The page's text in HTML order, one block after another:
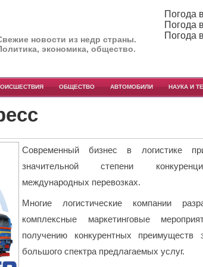
новости из недр страны.
экономика, общество.
Погода
Погода
Погода
ОБЩЕСТВО АВТОМОБИЛИ НАУКА И
Современный бизнес в логистике
значительной степени
международных перевозках.
Многие логистические компании
комплексные маркетинговые
получению конкурентных преимуществ
большого спектра предлагаемых услуг.